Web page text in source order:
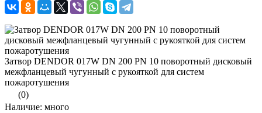
Затвор DENDOR 017W DN 200 PN 10 поворотный дисковый
межфланцевый чугунный с рукояткой для систем
пожаротушения
(0)
Наличие: много